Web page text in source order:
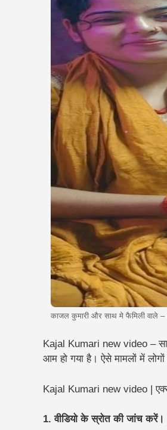
काजल कुमारी और साथ मे फैमिली वाले –
Kajal Kumari new video –
आम हो गया है। ऐसे मामलों में
Kajal Kumari new video |
1. वीडियो के स्रोत की जांच करें।